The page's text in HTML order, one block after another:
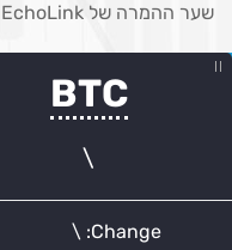
שער ההמרה של EchoLink לשקל בזמן אמת